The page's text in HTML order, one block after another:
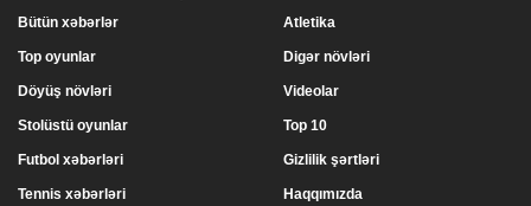
Bütün xəbərlər
Top oyunlar
Döyüş növləri
Stolüstü oyunlar
Atletika
Digər növləri
Videolar
Top 10
Futbol xəbərləri
Tennis xəbərləri
Gizlilik şərtləri
Haqqımızda